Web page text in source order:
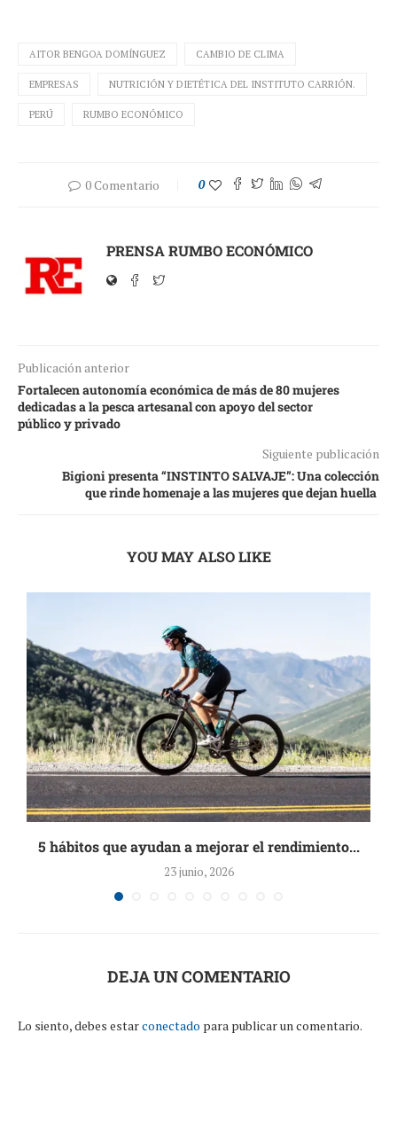
AITOR BENGOA DOMÍNGUEZ CAMBIO DE CLIMA
EMPRESAS NUTRICIÓN Y DIETÉTICA DEL INSTITUTO CARRIÓN.
PERÚ RUMBO ECONÓMICO
0 Comentario 0
PRENSA RUMBO ECONÓMICO
Publicación anterior
Fortalecen autonomía económica de más de 80 mujeres
dedicadas a la pesca artesanal con apoyo del sector
público y privado
Siguiente publicación
Bigioni presenta “INSTINTO SALVAJE”: Una colección
que rinde homenaje a las mujeres que dejan huella
YOU MAY ALSO LIKE
5 hábitos que ayudan a mejorar el rendimiento...
23 junio, 2026
DEJA UN COMENTARIO
Lo siento, debes estarconectado para publicar un comentario.